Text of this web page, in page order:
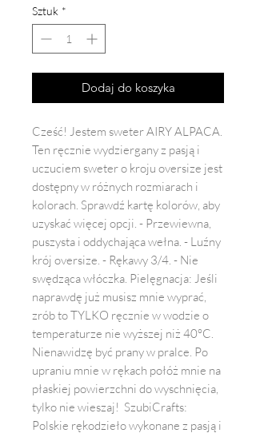
Sztuk *
Dodaj do koszyka
Cześć! Jestem sweter AIRY ALPACA.
Ten ręcznie wydziergany z pasją i
uczuciem sweter o kroju oversize jest
dostępny w różnych rozmiarach i
kolorach. Sprawdź kartę kolorów, aby
uzyskać więcej opcji. - Przewiewna,
puszysta i oddychająca wełna. - Luźny
krój oversize. - Rękawy 3/4. - Nie
swędząca włóczka. Pielęgnacja: Jeśli
naprawdę już musisz mnie wyprać,
zrób to TYLKO ręcznie w wodzie o
temperaturze nie wyższej niż 40°C.
Nienawidzę być prany w pralce. Po
upraniu mnie w rękach połóż mnie na
płaskiej powierzchni do wyschnięcia,
tylko nie wieszaj!  SzubiCrafts:
Polskie rękodzieło wykonane z pasją i